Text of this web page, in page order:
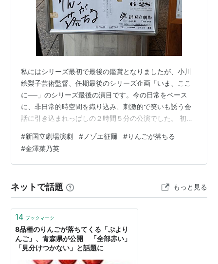
私にはシリーズ最初で最後の鑑賞となりましたが、小川
絵梨子芸術監督、任期最後のシリーズ企画「いま、ここ
に──」のシリーズ最後の演目です。今の日常をベース
に、非日常的時空間を織り込み、刺激的で笑いも誘う会
話に引き込まれっぱしの２時間５分の公演でした。 初日
まった舞台俳優田端のマンションの一室に訪れる、演出
家、学生時代の劇団の後輩、隣の夫人、そして妹との会
話劇です。会話のテーマは、親切、批評、ヒーロー、キ
ちが日常で接している様々なトピックです。 魅かれたの
は、様々なテーマを織り込みつつ、次を予期さ…
#新国立劇場演劇 # ノゾエ征爾 #りんごが落ちる
#金澤菜乃英
ネットで話題 もっと見る
14 ブックマーク
8品種のりんごが落ちてくる「ぷより
んご」、青森県が公開 「全部赤い」
「見分けつかない」と話題に